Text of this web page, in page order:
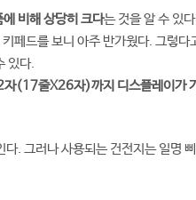
비해 상당히 크다는 것을 알 수 있
페드를 보니 아주 반가웠다. 그렇다
있다.
(17줄X26자)까지 디스플레이가
. 그러나 사용되는 건전지는 일명